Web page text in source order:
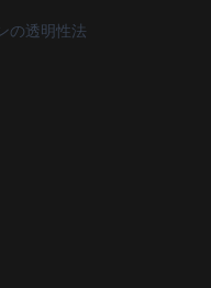
の透明性法